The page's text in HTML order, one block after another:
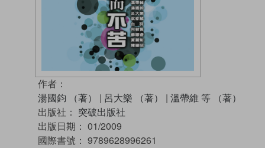
作者：
湯國鈞 （著）
| 呂大樂 （著） | 溫帶維 等 （著）
出版社： 突破出版社
出版日期： 01/2009
國際書號： 9789628996261